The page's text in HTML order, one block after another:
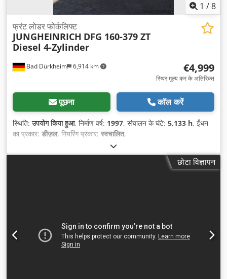
1 /8
Bad Dürkheim 6,914 km
फ्रंट लोडर फोर्कलिफ्ट
JUNGHEINRICH DFG 160-379 ZT
Diesel 4-Zylinder
€4,999
स्थिर मूल्य कर के अतिरिक्त
पूछना कॉल करें
स्थिति:उपयोग किया हुआ, निर्माण वर्ष: 1997, संचालन के घंटे: 5,133 h, ईंधन
का प्रकार: डीज़ल, गियरिंग प्रकार: स्वचालित,
छोटा विज्ञापन